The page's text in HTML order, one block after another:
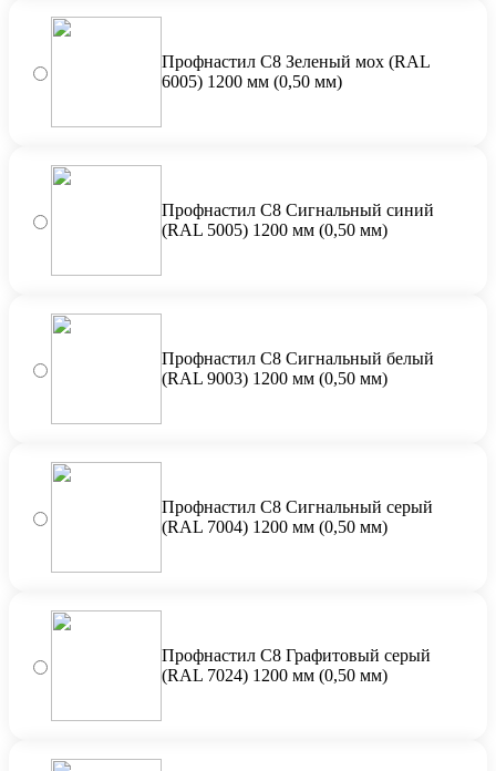
Профнастил С8 Зеленый мох (RAL
6005) 1200 мм (0,50 мм)
Профнастил С8 Сигнальный синий
(RAL 5005) 1200 мм (0,50 мм)
Профнастил С8 Сигнальный белый
(RAL 9003) 1200 мм (0,50 мм)
Профнастил С8 Сигнальный серый
(RAL 7004) 1200 мм (0,50 мм)
Профнастил С8 Графитовый серый
(RAL 7024) 1200 мм (0,50 мм)